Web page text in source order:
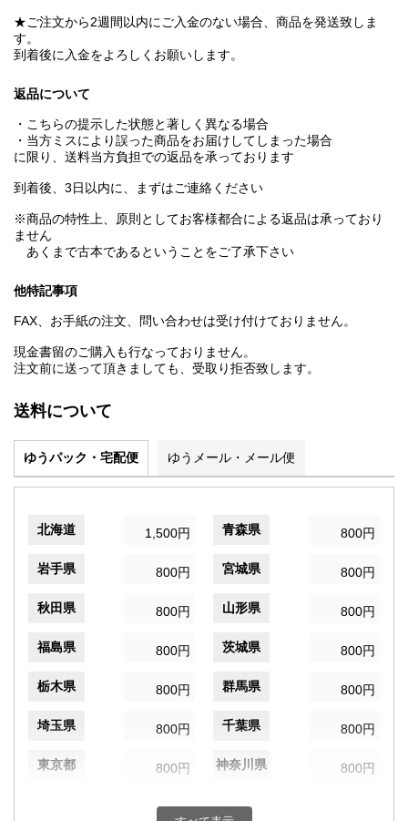
★ご注文から2週間以内にご入金のない場合、商品を発送致しま
す。
到着後に入金をよろしくお願いします。
返品について
・こちらの提示した状態と著しく異なる場合
・当方ミスにより誤った商品をお届けしてしまった場合
に限り、送料当方負担での返品を承っております
到着後、3日以内に、まずはご連絡ください
※商品の特性上、原則としてお客様都合による返品は承っており
ません
あくまで古本であるということをご了承下さい
他特記事項
FAX、お手紙の注文、問い合わせは受け付けておりません。
現金書留のご購入も行なっておりません。
注文前に送って頂きましても、受取り拒否致します。
送料について
ゆうパック・宅配便 ゆうメール・メール便
北海道 1,500円 青森県 800円
岩手県 800円 宮城県 800円
秋田県 800円 山形県 800円
福島県 800円 茨城県 800円
栃木県 800円 群馬県 800円
埼玉県 800円 千葉県 800円
東京都 800円 神奈川県 800円
800円 富山県